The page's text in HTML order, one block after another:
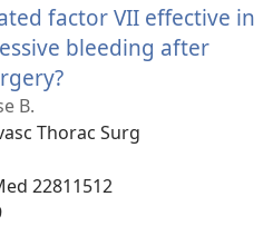
պատուհան)
factor VII effective in
bleeding after
նոր
B.
Thorac Surg
22811512